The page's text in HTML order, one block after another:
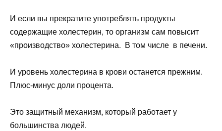
И если вы прекратите употреблять продукты
содержащие холестерин, то организм сам повысит
«производство» холестерина. В том числе в печени.
И уровень холестерина в крови останется прежним.
Плюс-минус доли процента.
Это защитный механизм, который работает у
большинства людей.